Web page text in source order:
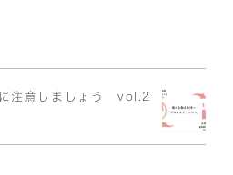
に注意しましょう vol.2